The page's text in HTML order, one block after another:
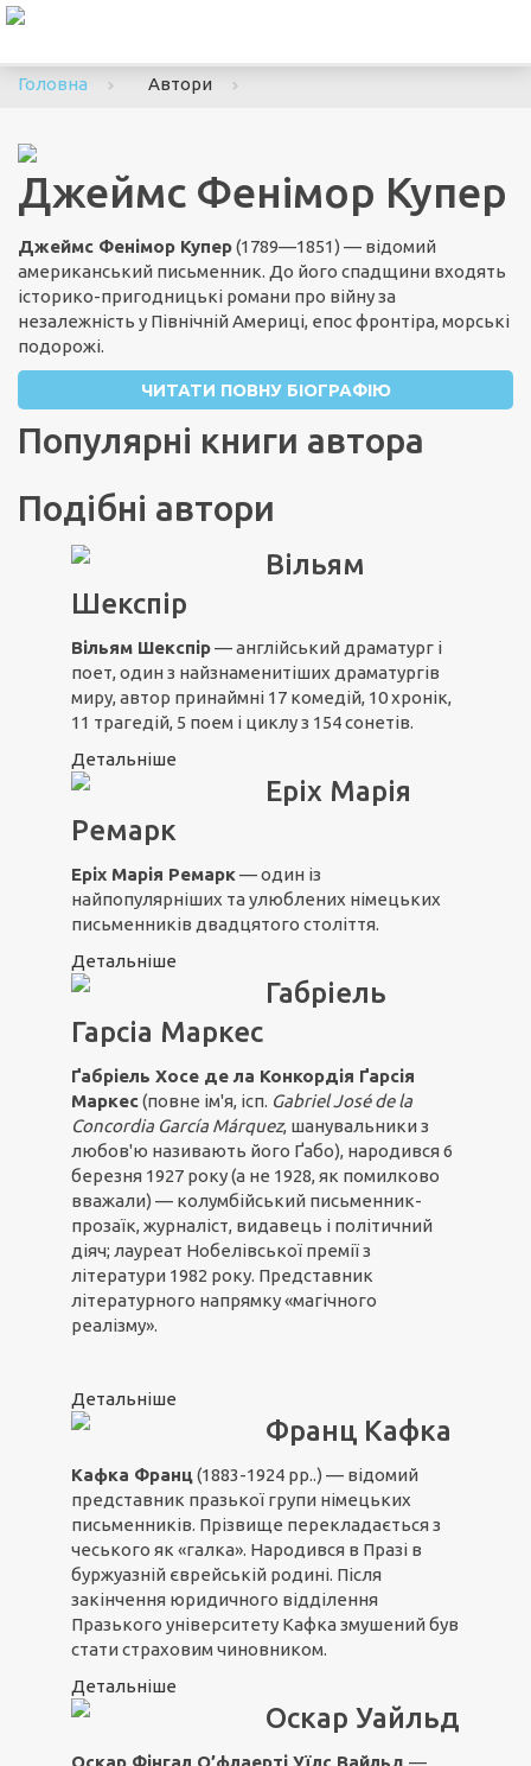
Головна
Автори
Джеймс Фенімор Купер
Джеймс Фенімор Купер(1789—1851) — відомий
американський письменник. До його спадщини входять
історико-пригодницькі романи про війну за
незалежність у Північній Америці, епос фронтіра, морські
подорожі.
ЧИТАТИ ПОВНУ БІОГРАФІЮ
Популярні книги автора
Подібні автори
Вільям
Шекспір
Вільям Шекспір— англійський драматург і
поет, один з найзнаменитіших драматургів
миру, автор принаймні 17 комедій, 10 хронік,
11 трагедій, 5 поем і циклу з 154 сонетів.
Детальніше
Еріх Марія
Ремарк
Еріх Марія Ремарк— один із
найпопулярніших та улюблених німецьких
письменників двадцятого століття.
Детальніше
Габріель
Гарсіа Маркес
Ґабріель Хосе де ла Конкордія Ґарсія
Маркес(повне ім'я, ісп. Gabriel José de la
Concordia García Márquez, шанувальники з
любов'ю називають його Ґабо), народився 6
березня 1927 року (а не 1928, як помилково
вважали) — колумбійський письменник-
прозаїк, журналіст, видавець і політичний
діяч; лауреат Нобелівської премії з
літератури 1982 року. Представник
літературного напрямку «магічного
реалізму».
Детальніше
Франц Кафка
Кафка Франц(1883-1924 рр..) — відомий
представник празької групи німецьких
письменників. Прізвище перекладається з
чеського як «галка». Народився в Празі в
буржуазній єврейській родині. Після
закінчення юридичного відділення
Празького університету Кафка змушений був
стати страховим чиновником.
Детальніше
Оскар Уайльд
Оскар Фінгал О’флаерті Уїлс Вайльд —